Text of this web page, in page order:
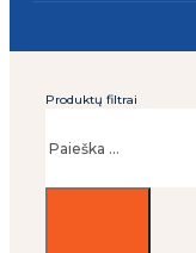
Produktų filtrai